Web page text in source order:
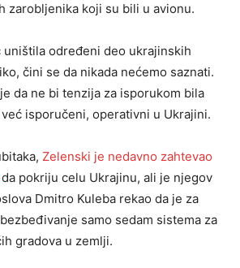
zarobljenika koji su bili u avionu.
uništila određeni deo ukrajinskih
čini se da nikada nećemo saznati.
da ne bi tenzija za isporukom bila
isporučeni, operativni u Ukrajini.
Zelenski je nedavno zahtevao
da pokriju celu Ukrajinu, ali je njegov
Dmitro Kuleba rekao da je za
samo sedam sistema za
gradova u zemlji.